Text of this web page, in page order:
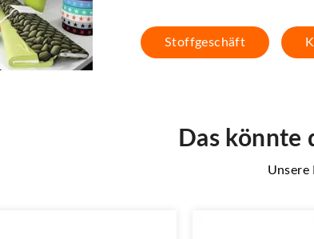
Stoffgeschäft
Das könnte
Unsere